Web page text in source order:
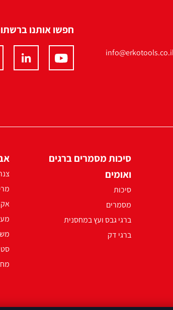
חפשו אותנו
סיכות מסמרים ברגים
ואומים
סיכות
מסמרים
ברגי גבס ועץ במחסנית
ברגי דק